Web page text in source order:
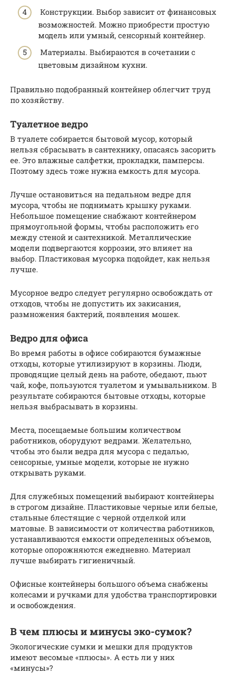
Конструкции. Выбор зависит от финансовых
возможностей. Можно приобрести простую
модель или умный, сенсорный контейнер.
Материалы. Выбираются в сочетании с
цветовым дизайном кухни.
Правильно подобранный контейнер облегчит труд
по хозяйству.
Туалетное ведро
В туалете собирается бытовой мусор, который
нельзя сбрасывать в сантехнику, опасаясь засорить
ее. Это влажные салфетки, прокладки, памперсы.
Поэтому здесь тоже нужна емкость для мусора.
Лучше остановиться на педальном ведре для
мусора, чтобы не поднимать крышку руками.
Небольшое помещение снабжают контейнером
прямоугольной формы, чтобы расположить его
между стеной и сантехникой. Металлические
модели подвергаются коррозии, это влияет на
выбор. Пластиковая мусорка подойдет, как нельзя
лучше.
Мусорное ведро следует регулярно освобождать от
отходов, чтобы не допустить их закисания,
размножения бактерий, появления мошек.
Ведро для офиса
Во время работы в офисе собираются бумажные
отходы, которые утилизируют в корзины. Люди,
проводящие целый день на работе, обедают, пьют
чай, кофе, пользуются туалетом и умывальником. В
результате собираются бытовые отходы, которые
нельзя выбрасывать в корзины.
Места, посещаемые большим количеством
работников, оборудуют ведрами. Желательно,
чтобы это были ведра для мусора с педалью,
сенсорные, умные модели, которые не нужно
открывать руками.
Для служебных помещений выбирают контейнеры
в строгом дизайне. Пластиковые черные или белые,
стальные блестящие с черной отделкой или
матовые. В зависимости от количества работников,
устанавливаются емкости определенных объемов,
которые опорожняются ежедневно. Материал
лучше выбирать гигиеничный.
Офисные контейнеры большого объема снабжены
колесами и ручками для удобства транспортировки
и освобождения.
В чем плюсы и минусы эко-сумок?
Экологические сумки и мешки для продуктов
имеют весомые «плюсы». А есть ли у них
«минусы»?